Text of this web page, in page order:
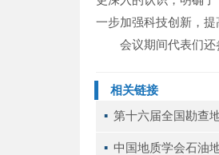
一步加强科技创新，
会议期间代表们
相关链接
▪ 第十六届全国勘查
▪ 中国地质学会石油